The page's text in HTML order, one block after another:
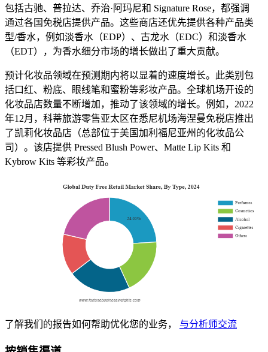
包括古驰、普拉达、乔治·阿玛尼和 Signature Rose，都强调
通过各国免税店提供产品。这些商店还优先提供各种产品类
型/香水，例如淡香水（EDP）、古龙水（EDC）和淡香水
（EDT），为香水细分市场的增长做出了重大贡献。
预计化妆品领域在预测期内将以显着的速度增长。此类别包
括口红、粉底、眼线笔和蜜粉等彩妆产品。全球机场开设的
化妆品店数量不断增加，推动了该领域的增长。例如，2022
年12月，科蒂旅游零售亚太区在悉尼机场海涅曼免税店推出
了凯莉化妆品店（总部位于美国加利福尼亚州的化妆品公
司）。该店提供 Pressed Blush Power、Matte Lip Kits 和
Kybrow Kits 等彩妆产品。
了解我们的报告如何帮助优化您的业务， 与分析师交流